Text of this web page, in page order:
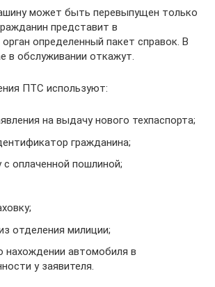
может быть перевыпущен только
представит в
определенный пакет справок. В
в обслуживании откажут.
ПТС используют:
на выдачу нового техпаспорта;
гражданина;
с оплаченной пошлиной;
отделения милиции;
нахождении автомобиля в
у заявителя.